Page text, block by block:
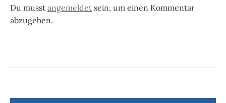
Du musst angemeldet sein, um einen Kommentar
abzugeben.